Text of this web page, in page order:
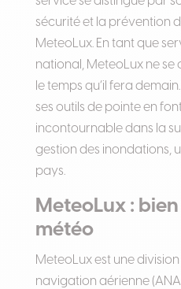
sécurité et la prévention
MeteoLux. En tant que
national, MeteoLux ne
le temps qu’il fera
ses outils de pointe en
incontournable dans la
gestion des inondations,
pays.
MeteoLux :
météo
MeteoLux est une
navigation aérienne